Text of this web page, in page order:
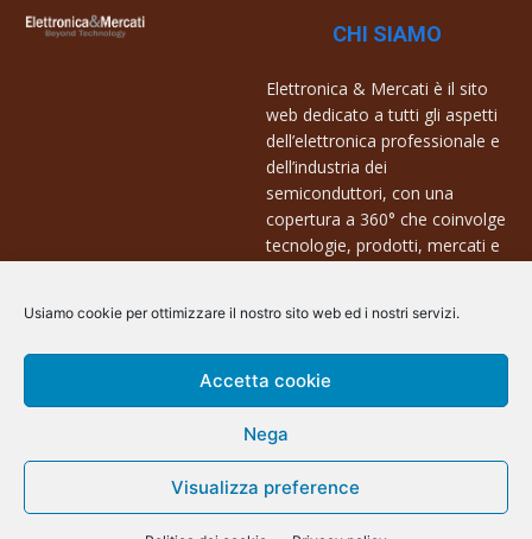
Usiamo cookie per ottimizzare il nostro sito web ed i nostri servizi.
Accetta cookie
Nega
Visualizza preference
CHI SIAMO
Elettronica & Mercati è il sito
web dedicato a tutti gli aspetti
dell’elettronica professionale e
dell’industria dei
semiconduttori, con una
copertura a 360° che coinvolge
tecnologie, prodotti, mercati e
Contatti:
info@arscommunication.it
@ArsCommunication 2023